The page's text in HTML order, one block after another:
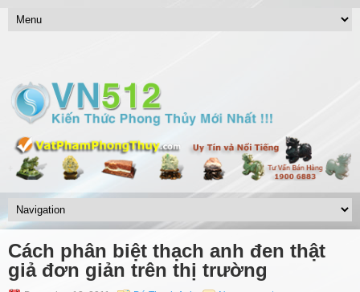
Cách phân biệt thạch anh đen thật
giả đơn giản trên thị trường